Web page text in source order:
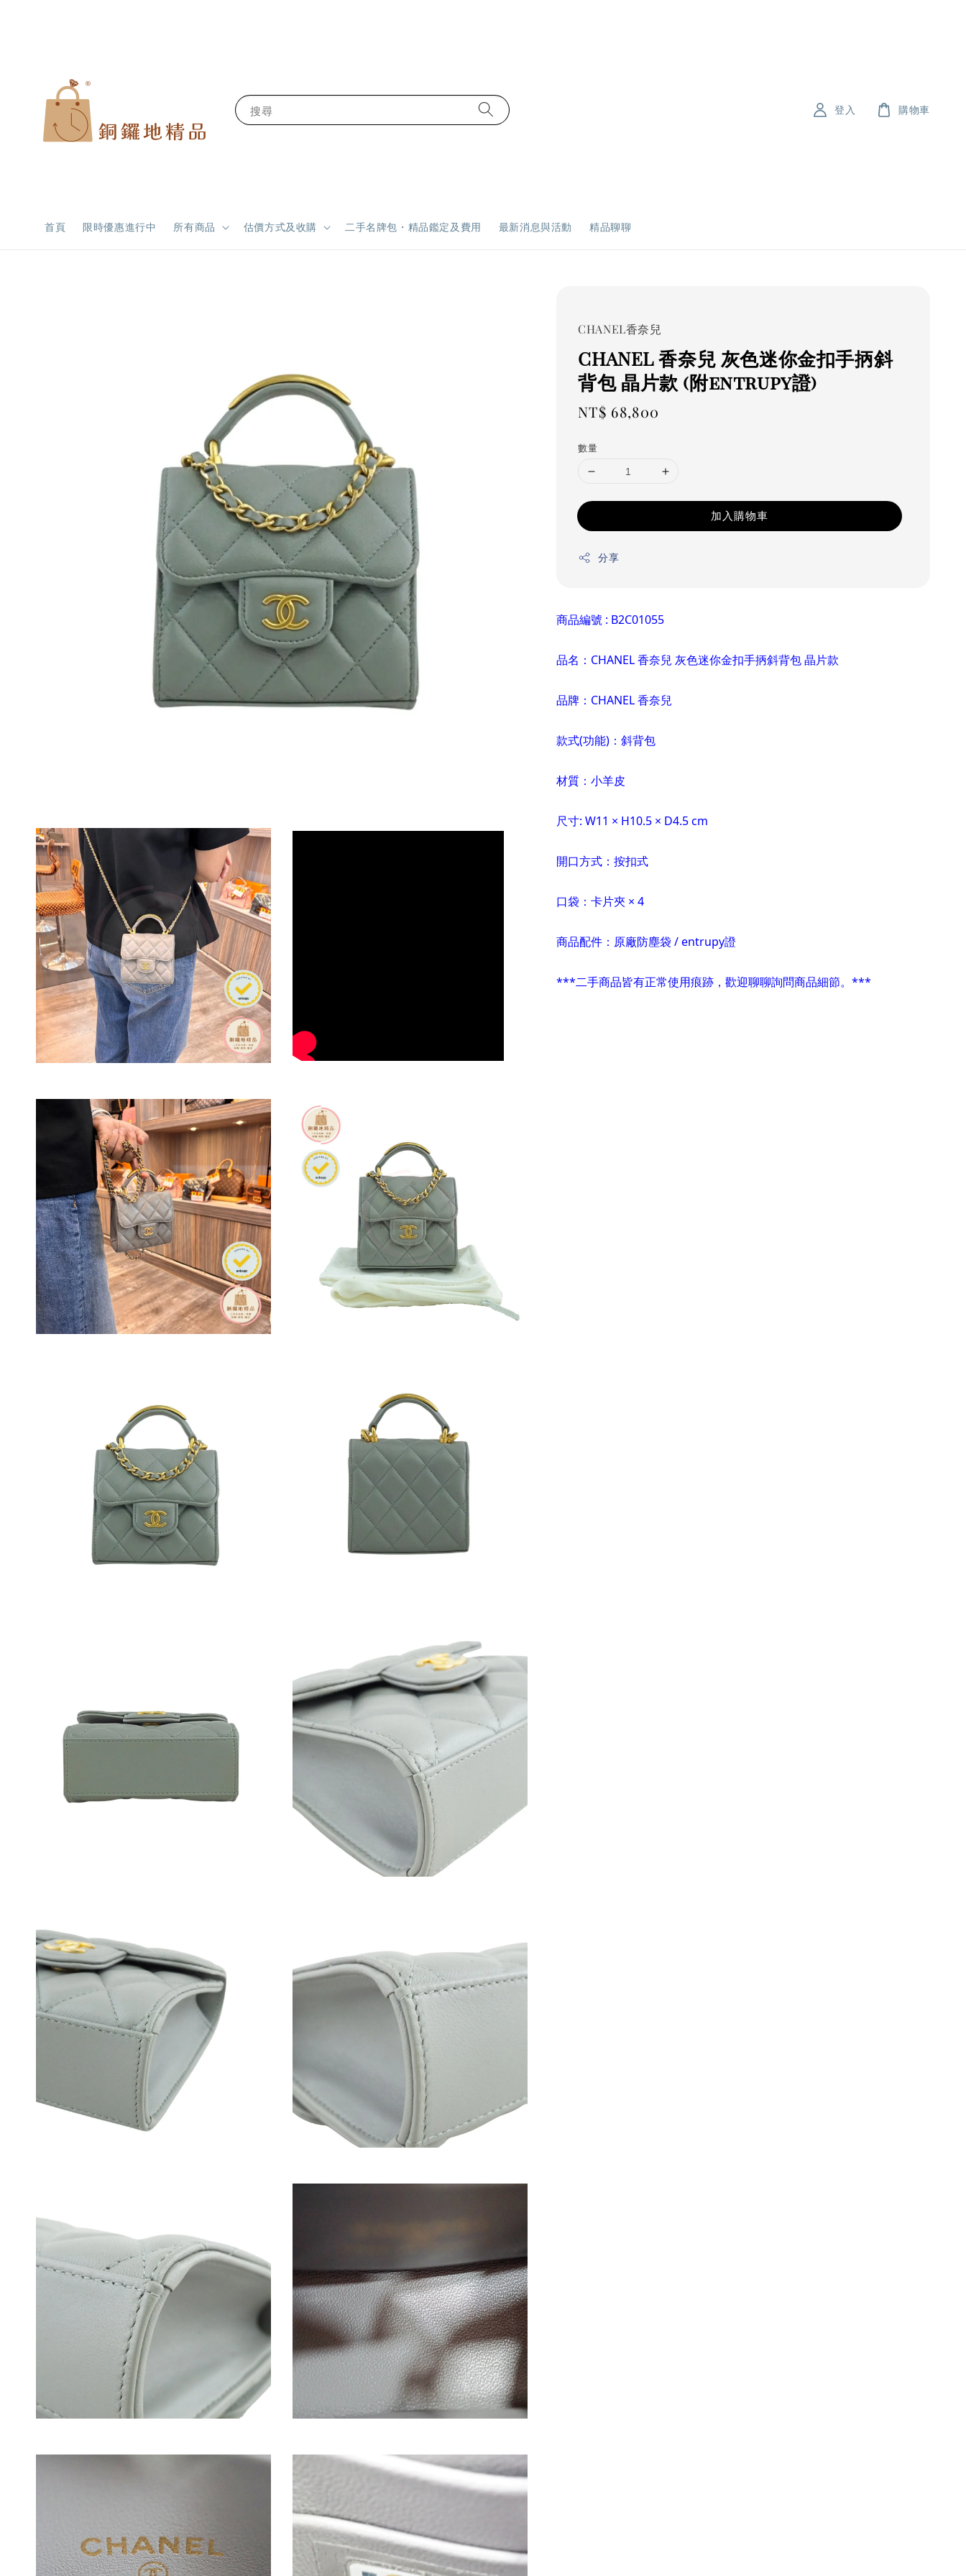
搜尋
首頁 限時優惠進行中 所有商品 估價方式及收購 二手名牌包・精品鑑定及費用 最新消息與活動 精品聊聊
登入 購物車
CHANEL香奈兒
CHANEL 香奈兒 灰色迷你金扣手抦斜
背包 晶片款 (附entrupy證)
Regular
NT$ 68,800
數量
加入購物車
分享
商品編號 : B2C01055
品名：CHANEL 香奈兒 灰色迷你金扣手抦斜背包 晶片款
品牌：CHANEL 香奈兒
款式(功能)：斜背包
材質：小羊皮
尺寸: W11 × H10.5 × D4.5 cm
開口方式：按扣式
口袋：卡片夾 × 4
商品配件：原廠防塵袋 / entrupy證
***二手商品皆有正常使用痕跡，歡迎聊聊詢問商品細節。***